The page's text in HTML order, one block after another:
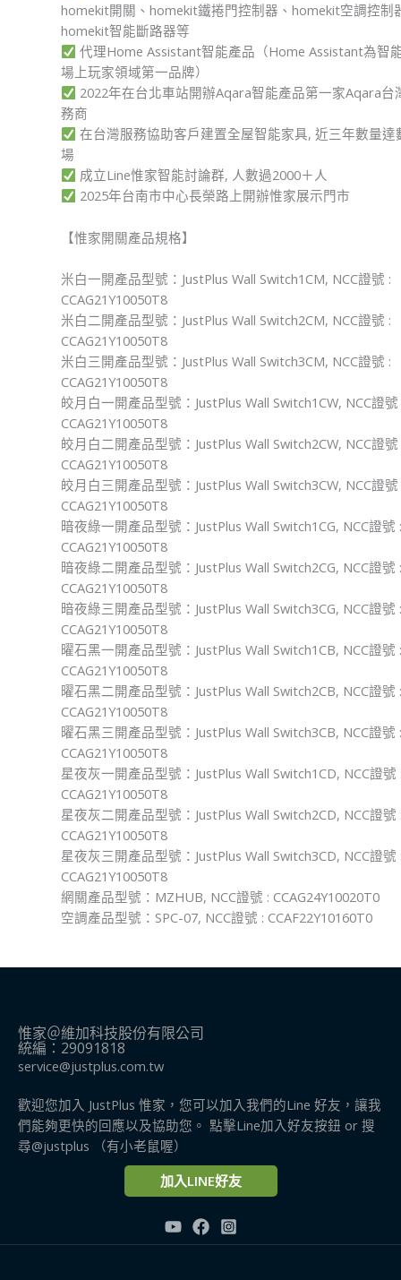
homekit開關、homekit鐵捲門控制器、homekit空調控制
homekit智能斷路器等
代理Home Assistant智能產品（Home Assistant為智
場上玩家領域第一品牌）
2022年在台北車站開辦Aqara智能產品第一家Aqara台
務商
在台灣服務協助客戶建置全屋智能家具, 近三年數量達
場
成立Line惟家智能討論群, 人數過2000＋人
2025年台南市中心長榮路上開辦惟家展示門市
【惟家開關產品規格】
米白一開產品型號：JustPlus Wall Switch1CM, NCC證號 :
CCAG21Y10050T8
米白二開產品型號：JustPlus Wall Switch2CM, NCC證號 :
CCAG21Y10050T8
米白三開產品型號：JustPlus Wall Switch3CM, NCC證號 :
CCAG21Y10050T8
皎月白一開產品型號：JustPlus Wall Switch1CW, NCC證號
CCAG21Y10050T8
皎月白二開產品型號：JustPlus Wall Switch2CW, NCC證號
CCAG21Y10050T8
皎月白三開產品型號：JustPlus Wall Switch3CW, NCC證號
CCAG21Y10050T8
暗夜綠一開產品型號：JustPlus Wall Switch1CG, NCC證號
CCAG21Y10050T8
暗夜綠二開產品型號：JustPlus Wall Switch2CG, NCC證號
CCAG21Y10050T8
暗夜綠三開產品型號：JustPlus Wall Switch3CG, NCC證號
CCAG21Y10050T8
曜石黑一開產品型號：JustPlus Wall Switch1CB, NCC證號
CCAG21Y10050T8
曜石黑二開產品型號：JustPlus Wall Switch2CB, NCC證號
CCAG21Y10050T8
曜石黑三開產品型號：JustPlus Wall Switch3CB, NCC證號
CCAG21Y10050T8
星夜灰一開產品型號：JustPlus Wall Switch1CD, NCC證號
CCAG21Y10050T8
星夜灰二開產品型號：JustPlus Wall Switch2CD, NCC證號
CCAG21Y10050T8
星夜灰三開產品型號：JustPlus Wall Switch3CD, NCC證號
CCAG21Y10050T8
網關產品型號：MZHUB, NCC證號 : CCAG24Y10020T0
空調產品型號：SPC-07, NCC證號 : CCAF22Y10160T0
惟家＠維加科技股份有限公司
統編：29091818
service@justplus.com.tw
歡迎您加入 JustPlus 惟家，您可以加入我們的Line 好友，讓我
們能夠更快的回應以及協助您。 點擊Line加入好友按鈕 or 搜
尋@justplus​ （有小老鼠喔）
加入LINE好友